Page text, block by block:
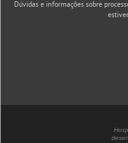
Dúvidas e informações sobre